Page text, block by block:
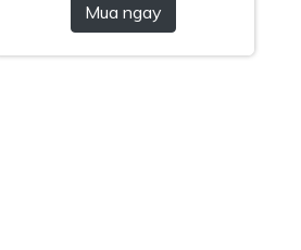
Mua ngay